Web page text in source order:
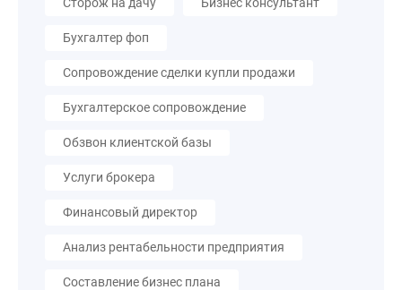
Бухгалтер фоп
Сопровождение сделки купли продажи
Бухгалтерское сопровождение
Обзвон клиентской базы
Услуги брокера
Финансовый директор
Анализ рентабельности предприятия
Составление бизнес плана